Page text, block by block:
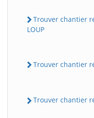
Trouver chantier
LOUP
Trouver chantier
Trouver chantier